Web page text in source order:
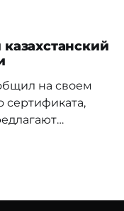
и
вкладок
на панели
на своем
сертификата,
Нур-
установить